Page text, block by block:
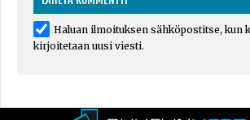
Haluan ilmoituksen sähköpostitse, kun
kirjoitetaan uusi viesti.